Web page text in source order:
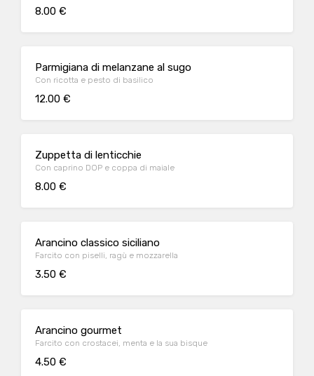
8.00 €
Parmigiana di melanzane al sugo
Con ricotta e pesto di basilico
12.00 €
Zuppetta di lenticchie
Con caprino DOP e coppa di maiale
8.00 €
Arancino classico siciliano
Farcito con piselli, ragù e mozzarella
3.50 €
Arancino gourmet
Farcito con crostacei, menta e la sua bisque
4.50 €